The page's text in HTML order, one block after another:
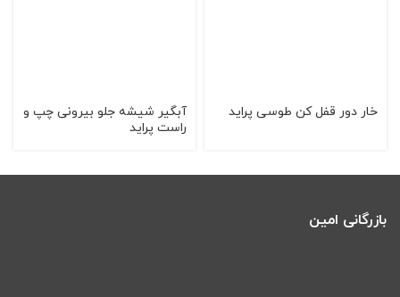
خار دور قفل کن طوسی پراید
آبگیر شیشه جلو بیرونی چپ و
راست پراید
بازرگانی امین